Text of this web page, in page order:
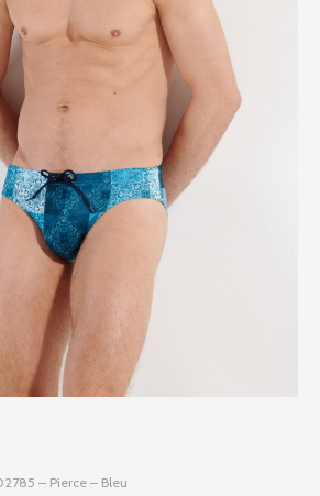
– Pierce – Bleu